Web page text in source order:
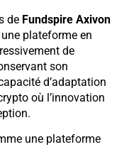
de Fundspire Axivon
plateforme en
de
son
d’adaptation
où l’innovation
une plateforme